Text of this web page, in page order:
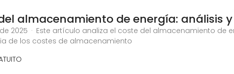
almacenamiento de energía: análisis
2025 · Este artículo analiza el coste del almacenamiento de
de los costes de almacenamiento